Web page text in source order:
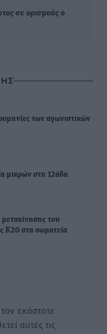
σε ορισμούς ο
των αγωνιστικών
μικρών στη 12άδα
του
Κ20 στα σωματεία
εκάστοτε
αυτές τις